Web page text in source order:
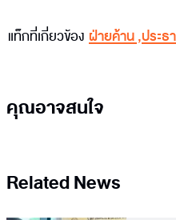
แท็กที่เกี่ยวข้อง ฝ่ายค้าน,ประธ
คุณอาจสนใจ
Related News